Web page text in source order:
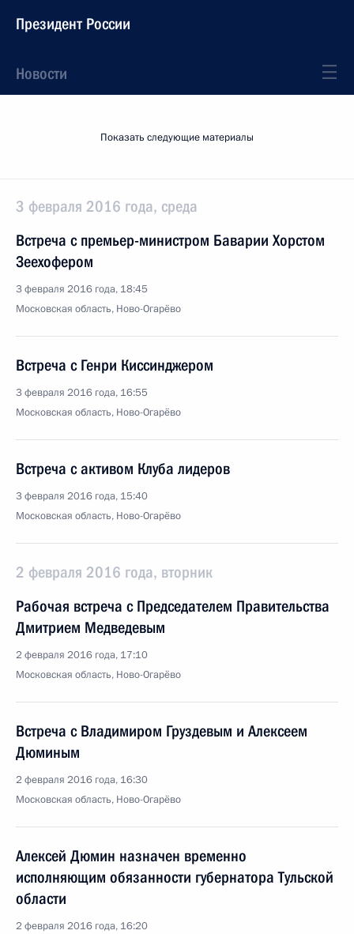
Президент России
Новости
Показать следующие материалы
3 февраля 2016 года, среда
Встреча с премьер-министром Баварии Хорстом
Зеехофером
3 февраля 2016 года, 18:45
Московская область, Ново-Огарёво
Встреча с Генри Киссинджером
3 февраля 2016 года, 16:55
Московская область, Ново-Огарёво
Встреча с активом Клуба лидеров
3 февраля 2016 года, 15:40
Московская область, Ново-Огарёво
2 февраля 2016 года, вторник
Рабочая встреча с Председателем Правительства
Дмитрием Медведевым
2 февраля 2016 года, 17:10
Московская область, Ново-Огарёво
Встреча с Владимиром Груздевым и Алексеем
Дюминым
2 февраля 2016 года, 16:30
Московская область, Ново-Огарёво
Алексей Дюмин назначен временно
исполняющим обязанности губернатора Тульской
области
2 февраля 2016 года, 16:20